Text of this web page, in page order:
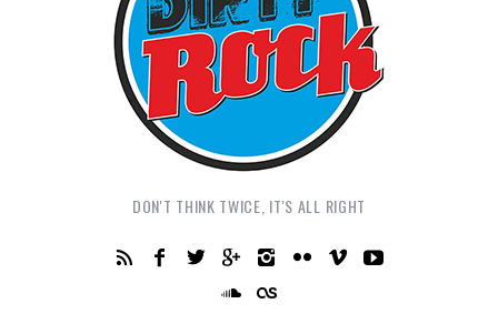
DON'T THINK TWICE, IT'S ALL RIGHT